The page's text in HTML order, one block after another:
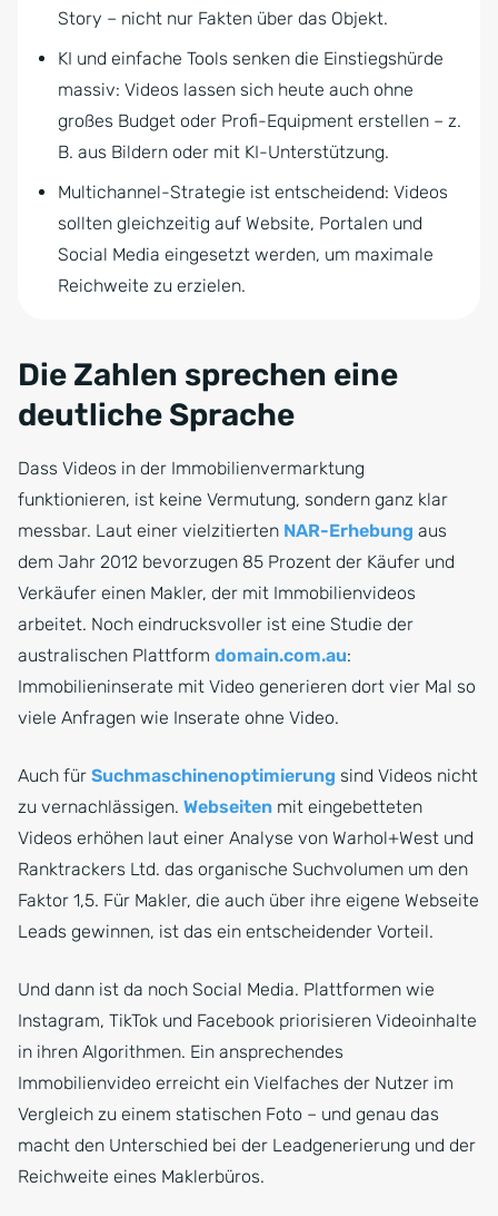
Story – nicht nur Fakten über das Objekt.
KI und einfache Tools senken die Einstiegshürde
massiv: Videos lassen sich heute auch ohne
großes Budget oder Profi-Equipment erstellen – z.
B. aus Bildern oder mit KI-Unterstützung.
Multichannel-Strategie ist entscheidend: Videos
sollten gleichzeitig auf Website, Portalen und
Social Media eingesetzt werden, um maximale
Reichweite zu erzielen.
Die Zahlen sprechen eine
deutliche Sprache
Dass Videos in der Immobilienvermarktung
funktionieren, ist keine Vermutung, sondern ganz klar
messbar. Laut einer vielzitierten NAR-Erhebung aus
dem Jahr 2012 bevorzugen 85 Prozent der Käufer und
Verkäufer einen Makler, der mit Immobilienvideos
arbeitet. Noch eindrucksvoller ist eine Studie der
australischen Plattform domain.com.au:
Immobilieninserate mit Video generieren dort vier Mal so
viele Anfragen wie Inserate ohne Video.
Auch für Suchmaschinenoptimierung sind Videos nicht
zu vernachlässigen. Webseiten mit eingebetteten
Videos erhöhen laut einer Analyse von Warhol+West und
Ranktrackers Ltd. das organische Suchvolumen um den
Faktor 1,5. Für Makler, die auch über ihre eigene Webseite
Leads gewinnen, ist das ein entscheidender Vorteil.
Und dann ist da noch Social Media. Plattformen wie
Instagram, TikTok und Facebook priorisieren Videoinhalte
in ihren Algorithmen. Ein ansprechendes
Immobilienvideo erreicht ein Vielfaches der Nutzer im
Vergleich zu einem statischen Foto – und genau das
macht den Unterschied bei der Leadgenerierung und der
Reichweite eines Maklerbüros.